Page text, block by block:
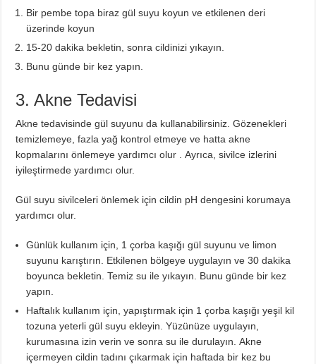
Bir pembe topa biraz gül suyu koyun ve etkilenen deri
üzerinde koyun
15-20 dakika bekletin, sonra cildinizi yıkayın.
Bunu günde bir kez yapın.
3. Akne Tedavisi
Akne tedavisinde gül suyunu da kullanabilirsiniz. Gözenekleri
temizlemeye, fazla yağ kontrol etmeye ve hatta akne
kopmalarını önlemeye yardımcı olur . Ayrıca, sivilce izlerini
iyileştirmede yardımcı olur.
Gül suyu sivilceleri önlemek için cildin pH dengesini korumaya
yardımcı olur.
Günlük kullanım için, 1 çorba kaşığı gül suyunu ve limon
suyunu karıştırın. Etkilenen bölgeye uygulayın ve 30 dakika
boyunca bekletin. Temiz su ile yıkayın. Bunu günde bir kez
yapın.
Haftalık kullanım için, yapıştırmak için 1 çorba kaşığı yeşil kil
tozuna yeterli gül suyu ekleyin. Yüzünüze uygulayın,
kurumasına izin verin ve sonra su ile durulayın. Akne
içermeyen cildin tadını çıkarmak için haftada bir kez bu